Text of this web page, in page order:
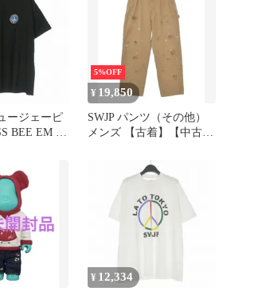
ージェーピ
BEE EM W
26SS-031
5%OFF
¥ 19,850
SWJP パンツ（その他）
メンズ 【古着】【中古】
¥ 12,334